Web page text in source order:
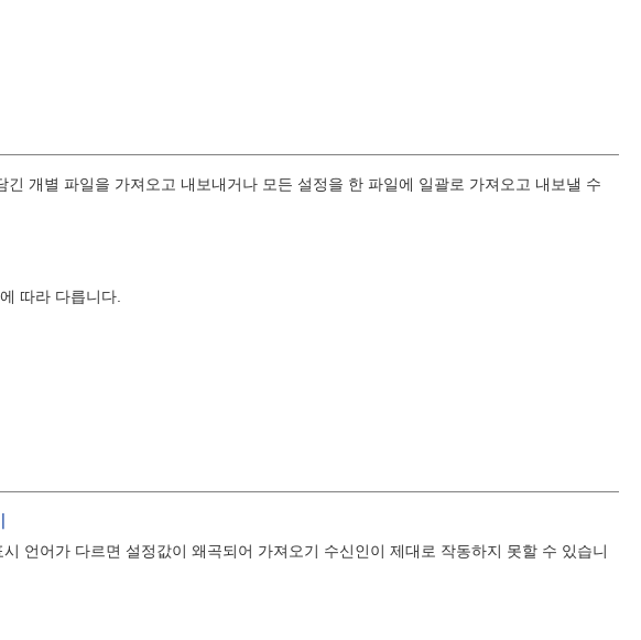
개별 파일을 가져오고 내보내거나 모든 설정을 한 파일에 일괄로 가져오고 내보낼 수
따라 다릅니다.
언어가 다르면 설정값이 왜곡되어 가져오기 수신인이 제대로 작동하지 못할 수 있습니